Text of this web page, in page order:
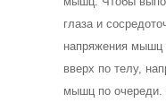
глаза и
напряжения мышц
вверх по телу,
мышц по очереди.